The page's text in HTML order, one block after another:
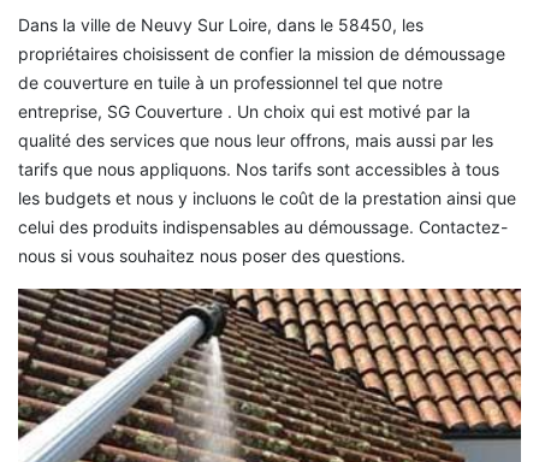
Dans la ville de Neuvy Sur Loire, dans le 58450, les
propriétaires choisissent de confier la mission de démoussage
de couverture en tuile à un professionnel tel que notre
entreprise, SG Couverture . Un choix qui est motivé par la
qualité des services que nous leur offrons, mais aussi par les
tarifs que nous appliquons. Nos tarifs sont accessibles à tous
les budgets et nous y incluons le coût de la prestation ainsi que
celui des produits indispensables au démoussage. Contactez-
nous si vous souhaitez nous poser des questions.